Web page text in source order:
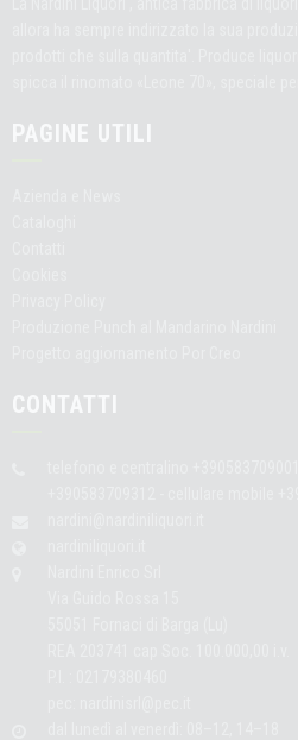
PAGINE UTILI
CONTATTI